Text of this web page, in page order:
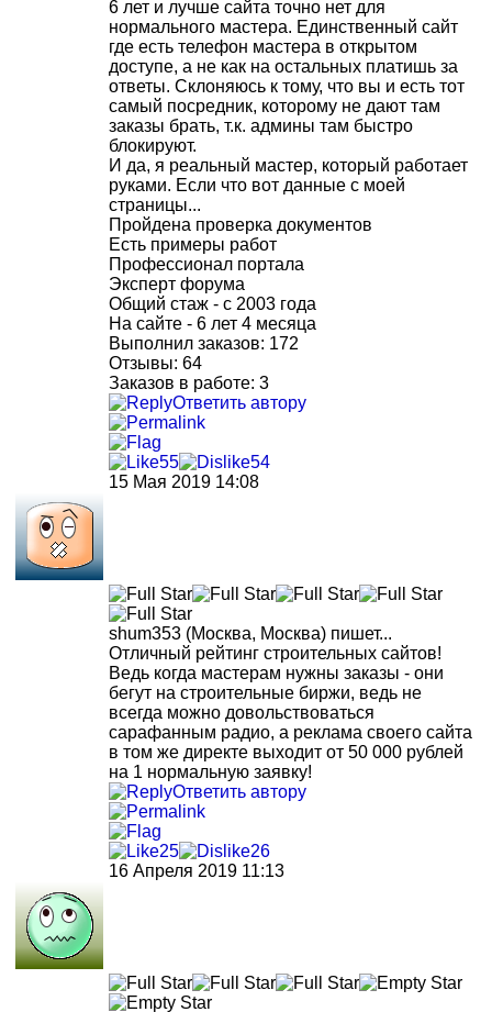
6 лет и лучше сайта точно нет для
нормального мастера. Единственный сайт
где есть телефон мастера в открытом
доступе, а не как на остальных платишь за
ответы. Склоняюсь к тому, что вы и есть тот
самый посредник, которому не дают там
заказы брать, т.к. админы там быстро
блокируют.
И да, я реальный мастер, который работает
руками. Если что вот данные с моей
страницы...
Пройдена проверка документов
Есть примеры работ
Профессионал портала
Эксперт форума
Общий стаж - c 2003 года
На сайте - 6 лет 4 месяца
Выполнил заказов: 172
Отзывы: 64
Заказов в работе: 3
Ответить автору
55
54
15 Мая 2019 14:08
shum353 (Москва, Москва) пишет...
Отличный рейтинг строительных сайтов!
Ведь когда мастерам нужны заказы - они
бегут на строительные биржи, ведь не
всегда можно довольствоваться
сарафанным радио, а реклама своего сайта
в том же директе выходит от 50 000 рублей
на 1 нормальную заявку!
Ответить автору
25
26
16 Апреля 2019 11:13